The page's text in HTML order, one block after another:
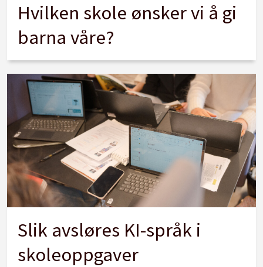
Hvilken skole ønsker vi å gi
barna våre?
Slik avsløres KI-språk i
skoleoppgaver